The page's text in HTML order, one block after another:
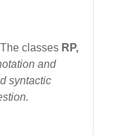
classes RP,
and
syntactic
.